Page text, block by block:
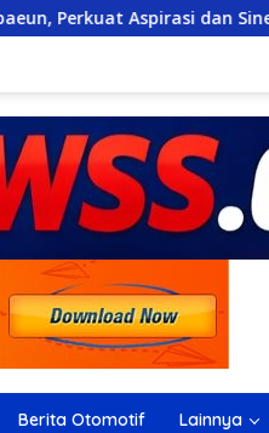
dan Sinergi Warga
Berita Otomotif Lainnya